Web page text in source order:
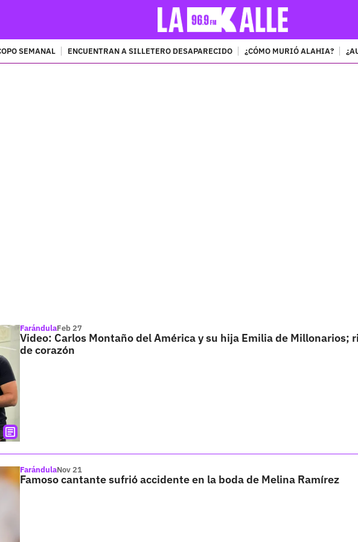
SEMANAL ENCUENTRAN A SILLETERO DESAPARECIDO ¿CÓMO MURIÓ ALAHIA?
FarándulaFeb 27
Video: Carlos Montaño del América y su hija Emilia de Millonarios;
de corazón
FarándulaNov 21
Famoso cantante sufrió accidente en la boda de Melina Ramírez